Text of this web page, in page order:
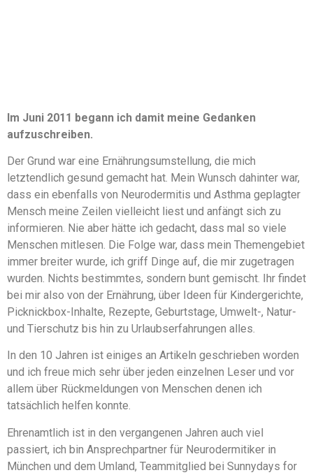
Im Juni 2011 begann ich damit meine Gedanken
aufzuschreiben.
Der Grund war eine Ernährungsumstellung, die mich
letztendlich gesund gemacht hat. Mein Wunsch dahinter war,
dass ein ebenfalls von Neurodermitis und Asthma geplagter
Mensch meine Zeilen vielleicht liest und anfängt sich zu
informieren. Nie aber hätte ich gedacht, dass mal so viele
Menschen mitlesen. Die Folge war, dass mein Themengebiet
immer breiter wurde, ich griff Dinge auf, die mir zugetragen
wurden. Nichts bestimmtes, sondern bunt gemischt. Ihr findet
bei mir also von der Ernährung, über Ideen für Kindergerichte,
Picknickbox-Inhalte, Rezepte, Geburtstage, Umwelt-, Natur-
und Tierschutz bis hin zu Urlaubserfahrungen alles.
In den 10 Jahren ist einiges an Artikeln geschrieben worden
und ich freue mich sehr über jeden einzelnen Leser und vor
allem über Rückmeldungen von Menschen denen ich
tatsächlich helfen konnte.
Ehrenamtlich ist in den vergangenen Jahren auch viel
passiert, ich bin Ansprechpartner für Neurodermitiker in
München und dem Umland, Teammitglied bei Sunnydays for